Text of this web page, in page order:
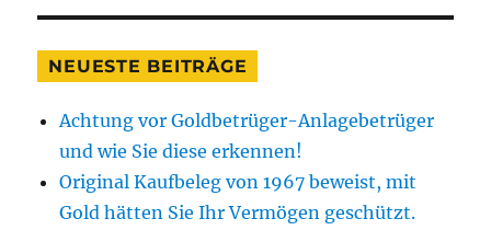
NEUESTE BEITRÄGE
Achtung vor Goldbetrüger-Anlagebetrüger
und wie Sie diese erkennen!
Original Kaufbeleg von 1967 beweist, mit
Gold hätten Sie Ihr Vermögen geschützt.